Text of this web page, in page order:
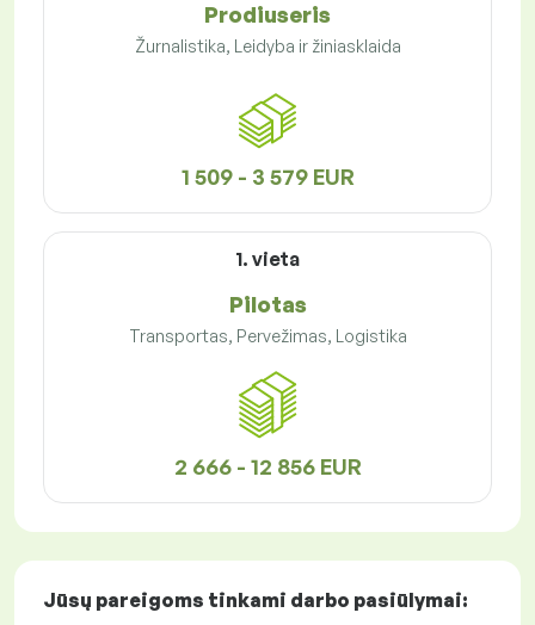
Prodiuseris
Žurnalistika, Leidyba ir žiniasklaida
1 509 - 3 579 EUR
1. vieta
Pilotas
Transportas, Pervežimas, Logistika
2 666 - 12 856 EUR
Jūsų pareigoms tinkami darbo pasiūlymai: